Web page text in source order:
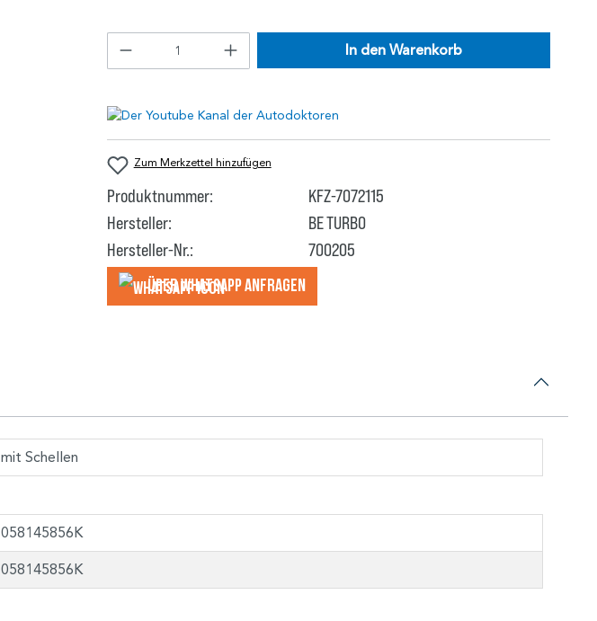
In den Warenkorb
Zum Merkzettel hinzufügen
Produktnummer:
KFZ-7072115
Hersteller:
BE TURBO
Hersteller-Nr.:
700205
Über WhatsApp anfragеn
mit Schellen
058145856K
058145856K